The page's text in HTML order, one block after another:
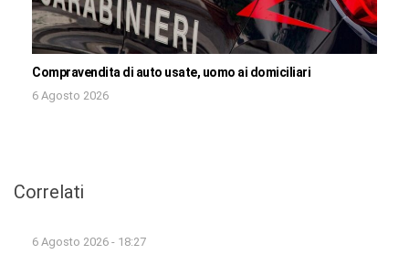
Compravendita di auto usate, uomo ai domiciliari
6 Agosto 2026
Correlati
6 Agosto 2026 - 18:27